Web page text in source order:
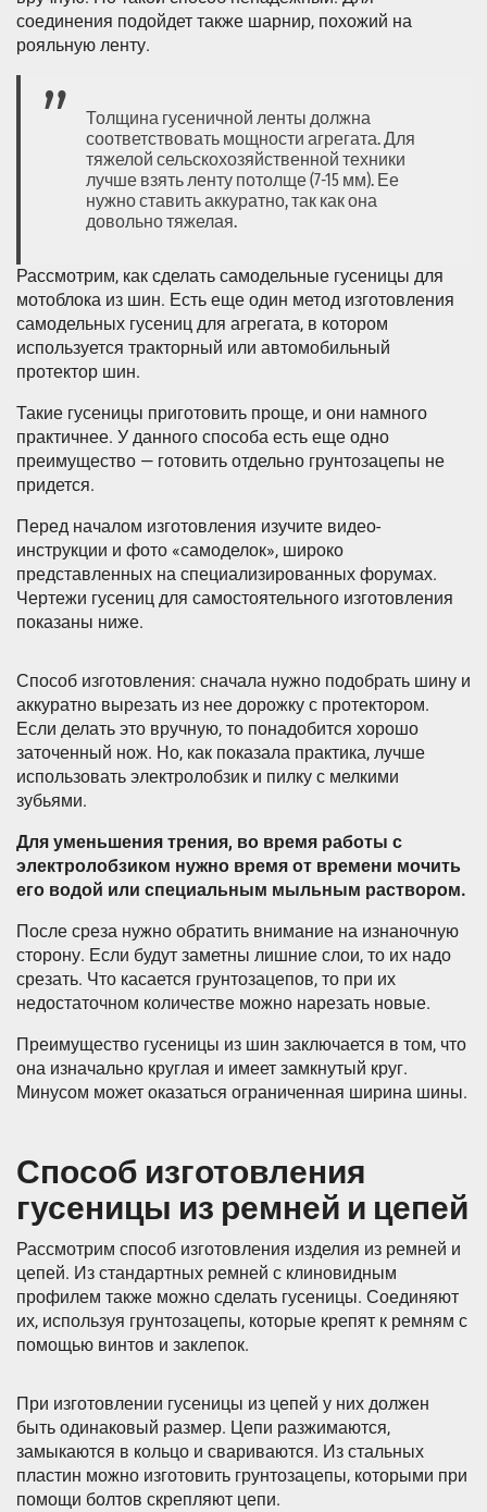
соединения подойдет также шарнир, похожий на
рояльную ленту.
Толщина гусеничной ленты должна
соответствовать мощности агрегата. Для
тяжелой сельскохозяйственной техники
лучше взять ленту потолще (7-15 мм). Ее
нужно ставить аккуратно, так как она
довольно тяжелая.
Рассмотрим, как сделать самодельные гусеницы для
мотоблока из шин. Есть еще один метод изготовления
самодельных гусениц для агрегата, в котором
используется тракторный или автомобильный
протектор шин.
Такие гусеницы приготовить проще, и они намного
практичнее. У данного способа есть еще одно
преимущество — готовить отдельно грунтозацепы не
придется.
Перед началом изготовления изучите видео-
инструкции и фото «самоделок», широко
представленных на специализированных форумах.
Чертежи гусениц для самостоятельного изготовления
показаны ниже.
Способ изготовления: сначала нужно подобрать шину и
аккуратно вырезать из нее дорожку с протектором.
Если делать это вручную, то понадобится хорошо
заточенный нож. Но, как показала практика, лучше
использовать электролобзик и пилку с мелкими
зубьями.
Для уменьшения трения, во время работы с
электролобзиком нужно время от времени мочить
его водой или специальным мыльным раствором.
После среза нужно обратить внимание на изнаночную
сторону. Если будут заметны лишние слои, то их надо
срезать. Что касается грунтозацепов, то при их
недостаточном количестве можно нарезать новые.
Преимущество гусеницы из шин заключается в том, что
она изначально круглая и имеет замкнутый круг.
Минусом может оказаться ограниченная ширина шины.
Способ изготовления
гусеницы из ремней и цепей
Рассмотрим способ изготовления изделия из ремней и
цепей. Из стандартных ремней с клиновидным
профилем также можно сделать гусеницы. Соединяют
их, используя грунтозацепы, которые крепят к ремням с
помощью винтов и заклепок.
При изготовлении гусеницы из цепей у них должен
быть одинаковый размер. Цепи разжимаются,
замыкаются в кольцо и свариваются. Из стальных
пластин можно изготовить грунтозацепы, которыми при
помощи болтов скрепляют цепи.